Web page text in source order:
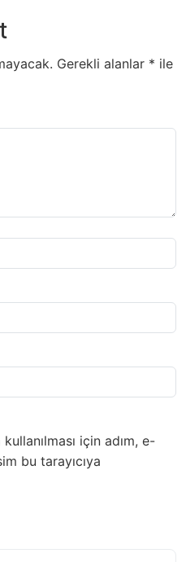
Gerekli alanlar * ile
için adım, e-
bu tarayıcıya